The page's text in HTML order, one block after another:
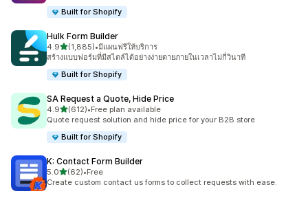
Built for Shopify
Hulk Form Builder
4.9เต็ม 5 ดาว
(1,885)
ทั้งหมด 1885 รีวิว
•มีแผนฟรีให้บริการ
สร้างแบบฟอร์มที่มีสไตล์ได้อย่างง่ายดายภายในเวลาไม่กี่วินาที
Built for Shopify
SA Request a Quote, Hide Price
4.9เต็ม 5 ดาว
(612)
ทั้งหมด 612 รีวิว
•Free plan available
Quote request solution and hide price for your B2B store
Built for Shopify
K: Contact Form Builder
5.0เต็ม 5 ดาว
(62)
ทั้งหมด 62 รีวิว
•Free
Create custom contact us forms to collect requests with ease.